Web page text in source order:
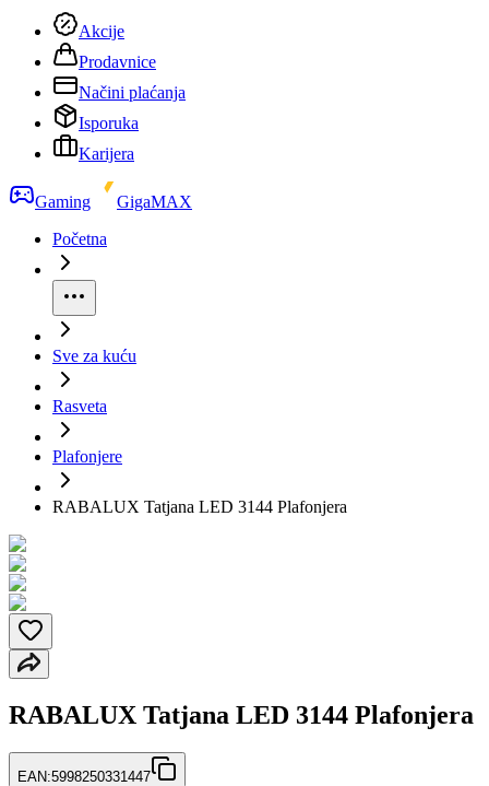
Akcije
Prodavnice
Načini plaćanja
Isporuka
Karijera
Gaming
GigaMAX
Početna
Sve za kuću
Rasveta
Plafonjere
RABALUX Tatjana LED 3144 Plafonjera
RABALUX Tatjana LED 3144 Plafonjera
EAN:5998250331447